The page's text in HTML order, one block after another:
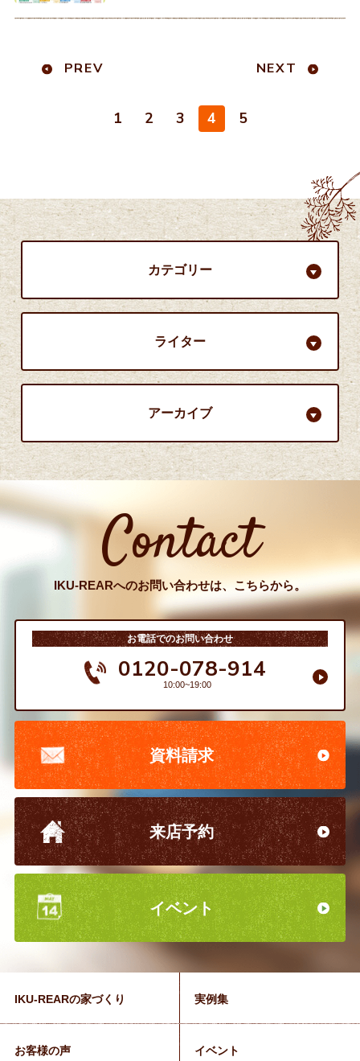
けようか考えている方も多いと思い
PREV
1 2 3 4 5
NEXT
カテゴリー
ライター
アーカイブ
Contact
IKU-REARへのお問い合わせは、こちらから。
お電話でのお問い合わせ
0120-078-914
10:00~19:00
資料請求
来店予約
イベント
IKU-REARの家づくり 実例集
お客様の声 イベント